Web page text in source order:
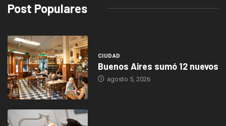
Post Populares
CIUDAD
Buenos Aires sumó 12 nuevos
agosto 5, 2026